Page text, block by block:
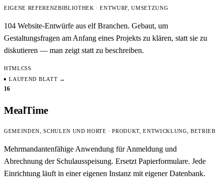
EIGENE REFERENZBIBLIOTHEK · ENTWURF, UMSETZUNG
104 Website-Entwürfe aus elf Branchen. Gebaut, um
Gestaltungsfragen am Anfang eines Projekts zu klären, statt sie zu
diskutieren — man zeigt statt zu beschreiben.
HTMLCSS
LAUFEND BLATT →
16
MealTime
GEMEINDEN, SCHULEN UND HORTE · PRODUKT, ENTWICKLUNG, BETRIEB
Mehrmandantenfähige Anwendung für Anmeldung und
Abrechnung der Schulausspeisung. Ersetzt Papierformulare. Jede
Einrichtung läuft in einer eigenen Instanz mit eigener Datenbank.